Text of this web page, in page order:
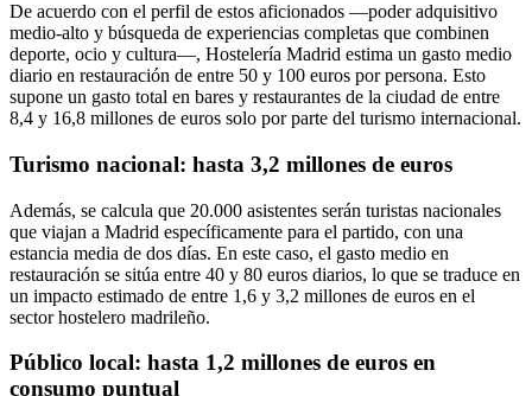
De acuerdo con el perfil de estos aficionados —poder adquisitivo
medio-alto y búsqueda de experiencias completas que combinen
deporte, ocio y cultura—, Hostelería Madrid estima un gasto medio
diario en restauración de entre 50 y 100 euros por persona. Esto
supone un gasto total en bares y restaurantes de la ciudad de entre
8,4 y 16,8 millones de euros solo por parte del turismo internacional.
Turismo nacional: hasta 3,2 millones de euros
Además, se calcula que 20.000 asistentes serán turistas nacionales
que viajan a Madrid específicamente para el partido, con una
estancia media de dos días. En este caso, el gasto medio en
restauración se sitúa entre 40 y 80 euros diarios, lo que se traduce en
un impacto estimado de entre 1,6 y 3,2 millones de euros en el
sector hostelero madrileño.
Público local: hasta 1,2 millones de euros en
consumo puntual